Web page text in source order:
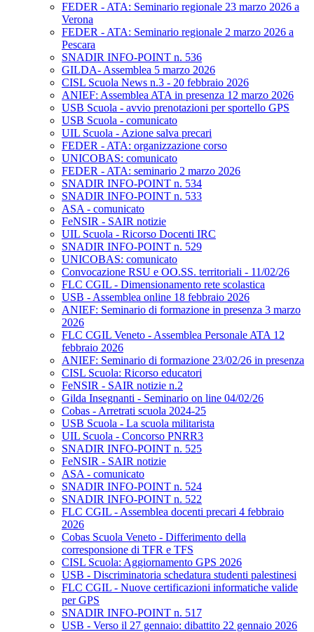
FEDER - ATA: Seminario regionale 23 marzo 2026 a
Verona
FEDER - ATA: Seminario regionale 2 marzo 2026 a
Pescara
SNADIR INFO-POINT n. 536
GILDA- Assemblea 5 marzo 2026
CISL Scuola News n.3 - 20 febbraio 2026
ANIEF: Assemblea ATA in presenza 12 marzo 2026
USB Scuola - avvio prenotazioni per sportello GPS
USB Scuola - comunicato
UIL Scuola - Azione salva precari
FEDER - ATA: organizzazione corso
UNICOBAS: comunicato
FEDER - ATA: seminario 2 marzo 2026
SNADIR INFO-POINT n. 534
SNADIR INFO-POINT n. 533
ASA - comunicato
FeNSIR - SAIR notizie
UIL Scuola - Ricorso Docenti IRC
SNADIR INFO-POINT n. 529
UNICOBAS: comunicato
Convocazione RSU e OO.SS. territoriali - 11/02/26
FLC CGIL - Dimensionamento rete scolastica
USB - Assemblea online 18 febbraio 2026
ANIEF: Seminario di formazione in presenza 3 marzo
2026
FLC CGIL Veneto - Assemblea Personale ATA 12
febbraio 2026
ANIEF: Seminario di formazione 23/02/26 in presenza
CISL Scuola: Ricorso educatori
FeNSIR - SAIR notizie n.2
Gilda Insegnanti - Seminario on line 04/02/26
Cobas - Arretrati scuola 2024-25
USB Scuola - La scuola militarista
UIL Scuola - Concorso PNRR3
SNADIR INFO-POINT n. 525
FeNSIR - SAIR notizie
ASA - comunicato
SNADIR INFO-POINT n. 524
SNADIR INFO-POINT n. 522
FLC CGIL - Assemblea docenti precari 4 febbraio
2026
Cobas Scuola Veneto - Differimento della
corresponsione di TFR e TFS
CISL Scuola: Aggiornamento GPS 2026
USB - Discriminatoria schedatura studenti palestinesi
FLC CGIL - Nuove certificazioni informatiche valide
per GPS
SNADIR INFO-POINT n. 517
USB - Verso il 27 gennaio: dibattito 22 gennaio 2026